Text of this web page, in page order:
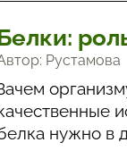
Рустамова
нужно в